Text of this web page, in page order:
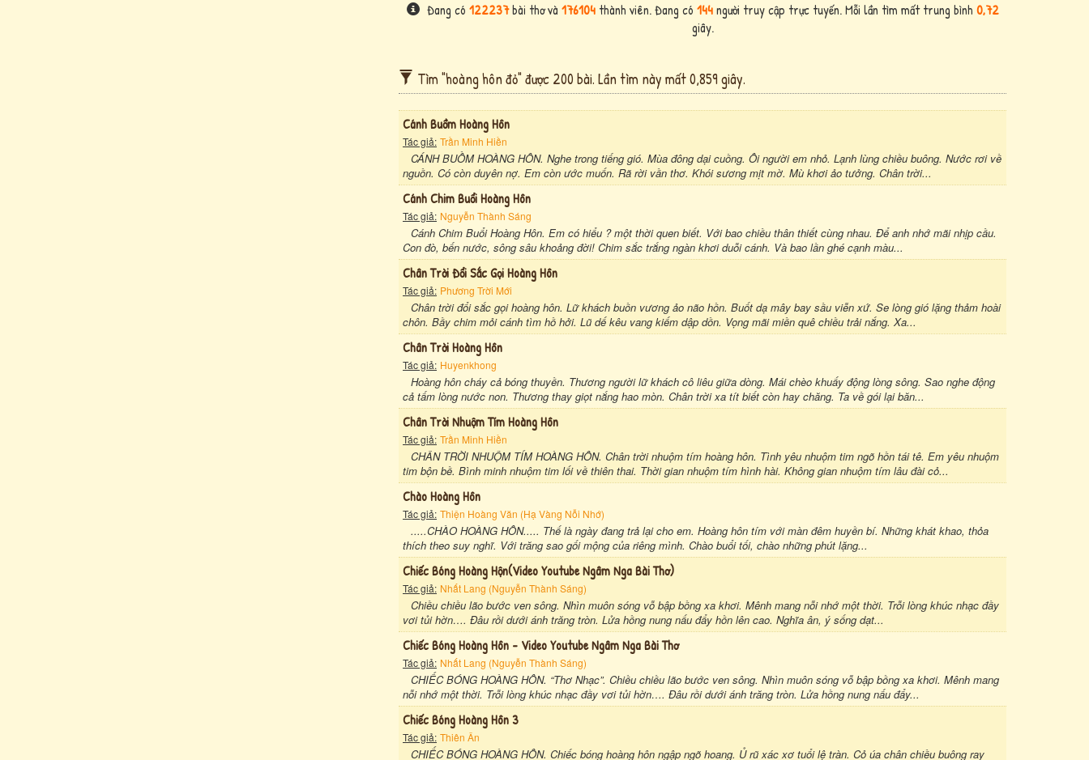
Đang có 122237bài thơ và 176104thành viên. Đang có 144người truy cập trực tuyến. Mỗi lần tìm mất trung bình 0,72
giây.
Tìm "hoàng hôn đỏ" được 200 bài. Lần tìm này mất 0,859 giây.
Cánh Buồm Hoàng Hôn
Tác giả: Trần Minh Hiền
CÁNH BUỒM HOÀNG HÔN. Nghe trong tiếng gió. Mùa đông dại cuồng. Ôi người em nhỏ. Lạnh lùng chiều buông. Nước rơi về
nguồn. Có còn duyên nợ. Em còn ước muốn. Rã rời vần thơ. Khói sương mịt mờ. Mù khơi ảo tưởng. Chân trời...
Cánh Chim Buổi Hoàng Hôn
Tác giả: Nguyễn Thành Sáng
Cánh Chim Buổi Hoàng Hôn. Em có hiểu ? một thời quen biết. Với bao chiều thân thiết cùng nhau. Để anh nhớ mãi nhịp cầu.
Con đò, bến nước, sông sâu khoảng đời! Chim sắc trắng ngàn khơi duỗi cánh. Và bao lần ghé cạnh màu...
Chân Trời Đổi Sắc Gọi Hoàng Hôn
Tác giả: Phương Trời Mới
Chân trời đổi sắc gọi hoàng hôn. Lữ khách buồn vương ảo não hồn. Buốt dạ mây bay sầu viễn xứ. Se lòng gió lặng thảm hoài
chôn. Bầy chim mỏi cánh tìm hồ hởi. Lũ dế kêu vang kiếm dập dồn. Vọng mãi miền quê chiều trải nắng. Xa...
Chân Trời Hoàng Hôn
Tác giả: Huyenkhong
Hoàng hôn cháy cả bóng thuyền. Thương người lữ khách cô liêu giữa dòng. Mái chèo khuấy động lòng sông. Sao nghe động
cả tấm lòng nước non. Thương thay giọt nắng hao mòn. Chân trời xa tít biết còn hay chăng. Ta về gói lại băn...
Chân Trời Nhuộm Tím Hoàng Hôn
Tác giả: Trần Minh Hiền
CHÂN TRỜI NHUỘM TÍM HOÀNG HÔN. Chân trời nhuộm tím hoàng hôn. Tình yêu nhuộm tim ngõ hồn tái tê. Em yêu nhuộm
tim bộn bề. Bình minh nhuộm tim lối về thiên thai. Thời gian nhuộm tím hình hài. Không gian nhuộm tím lâu đài cỏ...
Chào Hoàng Hôn
Tác giả: Thiện Hoàng Văn (Hạ Vàng Nỗi Nhớ)
.....CHÀO HOÀNG HÔN..... Thế là ngày đang trả lại cho em. Hoàng hôn tím với màn đêm huyền bí. Những khát khao, thỏa
thích theo suy nghĩ. Với trăng sao gối mộng của riêng mình. Chào buổi tối, chào những phút lặng...
Chiếc Bóng Hoàng Hộn(video Youtube Ngâm Nga Bài Thơ)
Tác giả: Nhất Lang (Nguyễn Thành Sáng)
Chiều chiều lão bước ven sông. Nhìn muôn sóng vỗ bập bồng xa khơi. Mênh mang nỗi nhớ một thời. Trỗi lòng khúc nhạc đầy
vơi tủi hờn…. Đâu rồi dưới ánh trăng tròn. Lửa hồng nung nấu đẩy hồn lên cao. Nghĩa ân, ý sống dạt...
Chiếc Bóng Hoàng Hôn - Video Youtube Ngâm Nga Bài Thơ
Tác giả: Nhất Lang (Nguyễn Thành Sáng)
CHIẾC BÓNG HOÀNG HÔN. “Thơ Nhạc”. Chiều chiều lão bước ven sông. Nhìn muôn sóng vỗ bập bồng xa khơi. Mênh mang
nỗi nhớ một thời. Trỗi lòng khúc nhạc đầy vơi tủi hờn…. Đâu rồi dưới ánh trăng tròn. Lửa hồng nung nấu đẩy...
Chiếc Bóng Hoàng Hôn 3
Tác giả: Thiên Ân
CHIẾC BÓNG HOÀNG HÔN. Chiếc bóng hoàng hôn ngập ngõ hoang. Ủ rũ xác xơ tuổi lệ tràn. Cỏ úa chân chiều buông ray